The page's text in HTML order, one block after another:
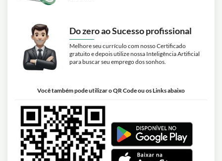
Do zero ao Sucesso profissional
Melhore seu currículo com nosso Certificado
gratuito e depois utilize nossa Inteligência Artificial
para buscar seu emprego dos sonhos.
Você também pode utilizar o QR Code ou os Links abaixo